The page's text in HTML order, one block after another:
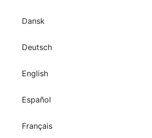
Dansk
Deutsch
English
Español
Français